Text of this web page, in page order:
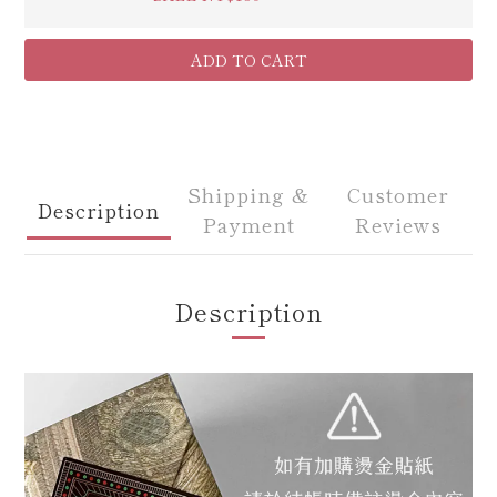
ADD TO CART
Description
Shipping &
Payment
Customer
Reviews
Description